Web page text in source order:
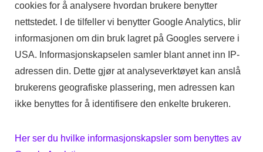
cookies for å analysere hvordan brukere benytter
nettstedet. I de tilfeller vi benytter Google Analytics, blir
informasjonen om din bruk lagret på Googles servere i
USA. Informasjonskapselen samler blant annet inn IP-
adressen din. Dette gjør at analyseverktøyet kan anslå
brukerens geografiske plassering, men adressen kan
ikke benyttes for å identifisere den enkelte brukeren.
Her ser du hvilke informasjonskapsler som benyttes av